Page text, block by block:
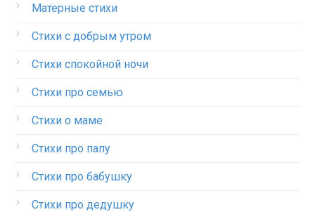
Матерные стихи
Стихи с добрым утром
Стихи спокойной ночи
Стихи про семью
Стихи о маме
Стихи про папу
Стихи про бабушку
Стихи про дедушку